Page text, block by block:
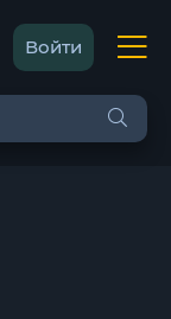
Войти